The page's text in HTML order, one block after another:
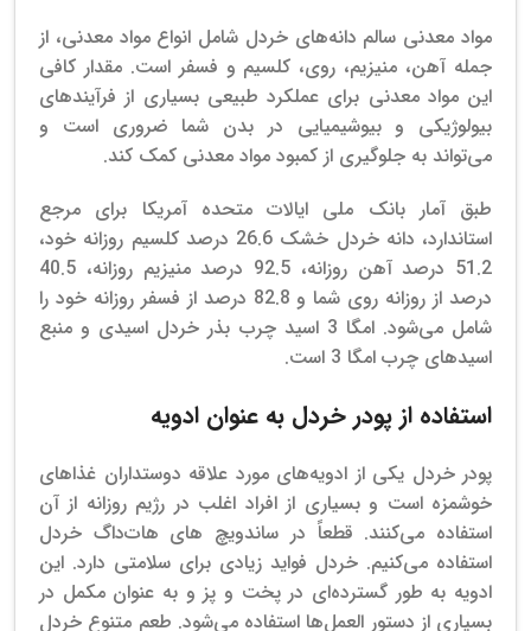
مواد معدنی سالم دانه‌های خردل شامل انواع مواد معدنی، از
جمله آهن، منیزیم، روی، کلسیم و فسفر است. مقدار کافی
این مواد معدنی برای عملکرد طبیعی بسیاری از فرآیندهای
بیولوژیکی و بیوشیمیایی در بدن شما ضروری است و
می‌تواند به جلوگیری از کمبود مواد معدنی کمک کند.
طبق آمار بانک ملی ایالات متحده آمریکا برای مرجع
استاندارد، دانه خردل خشک 26.6 درصد کلسیم روزانه خود،
51.2 درصد آهن روزانه، 92.5 درصد منیزیم روزانه، 40.5
درصد از روزانه روی شما و 82.8 درصد از فسفر روزانه خود را
شامل می‌شود. امگا 3 اسید چرب بذر خردل اسیدی و منبع
اسیدهای چرب امگا 3 است.
استفاده از پودر خردل به عنوان ادویه
پودر خردل یکی از ادویه‌های مورد علاقه دوستداران غذاهای
خوشمزه است و بسیاری از افراد اغلب در رژیم روزانه از آن
استفاده می‌کنند. قطعاً در ساندویچ های هات‌داگ خردل
استفاده می‌کنیم. خردل فواید زیادی برای سلامتی دارد. این
ادویه به طور گسترده‌ای در پخت و پز و به عنوان مکمل در
بسیاری از دستور العمل‌ها استفاده می‌شود. طعم متنوع خردل